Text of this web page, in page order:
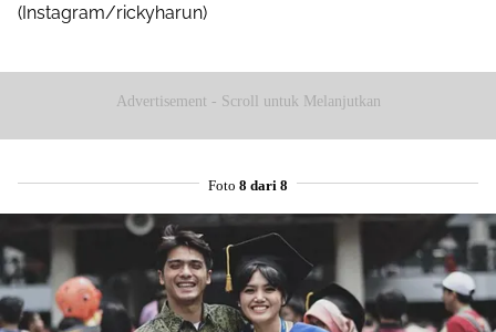
(Instagram/rickyharun)
Advertisement - Scroll untuk Melanjutkan
Foto 8 dari 8